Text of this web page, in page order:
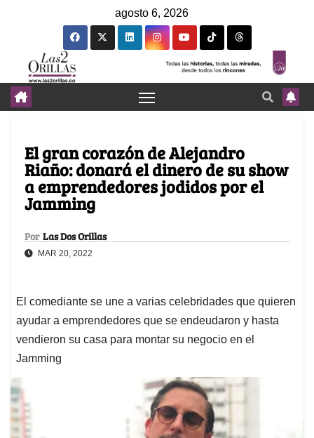
agosto 6, 2026
El gran corazón de Alejandro
Riaño: donará el dinero de su show
a emprendedores jodidos por el
Jamming
Por Las Dos Orillas
MAR 20, 2022
El comediante se une a varias celebridades que quieren
ayudar a emprendedores que se endeudaron y hasta
vendieron su casa para montar su negocio en el
Jamming